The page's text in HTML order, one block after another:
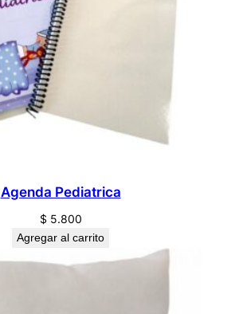
Agenda Pediatrica
$5.800
Agregar al carrito